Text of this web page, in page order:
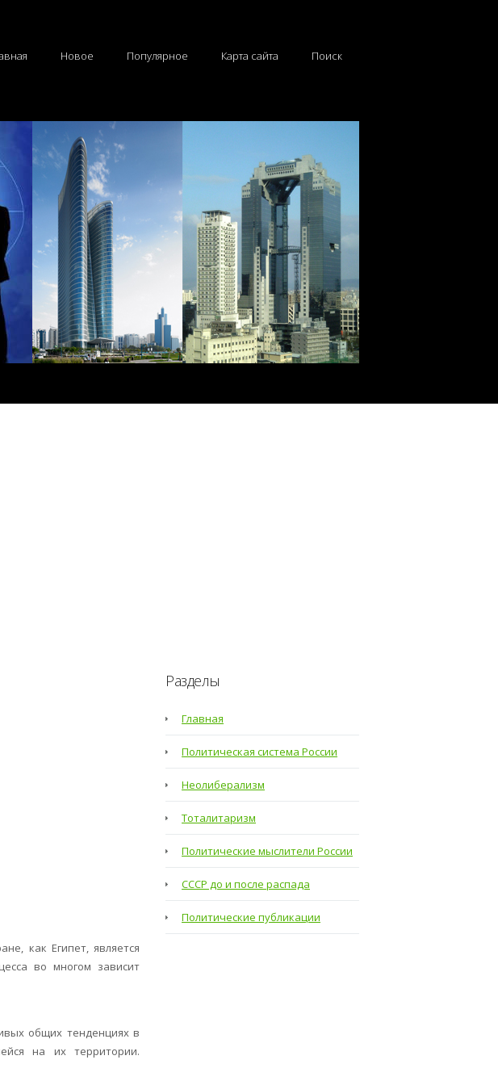
Новое Популярное Карта сайта Поиск
как Египет, является
во многом зависит
общих тенденциях в
на их территории.
Разделы
Главная
Политическая система России
Неолиберализм
Тоталитаризм
Политические мыслители России
СССР до и после распада
Политические публикации